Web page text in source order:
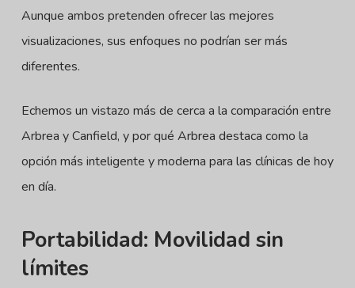
Aunque ambos pretenden ofrecer las mejores
visualizaciones, sus enfoques no podrían ser más
diferentes.
Echemos un vistazo más de cerca a la comparación entre
Arbrea y Canfield, y por qué Arbrea destaca como la
opción más inteligente y moderna para las clínicas de hoy
en día.
Portabilidad: Movilidad sin
límites